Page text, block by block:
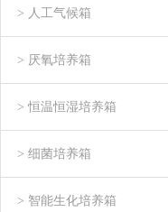
> 人工气候箱
> 厌氧培养箱
> 恒温恒湿培养箱
> 细菌培养箱
> 智能生化培养箱